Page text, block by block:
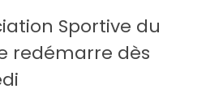
Sportive du
redémarre dès